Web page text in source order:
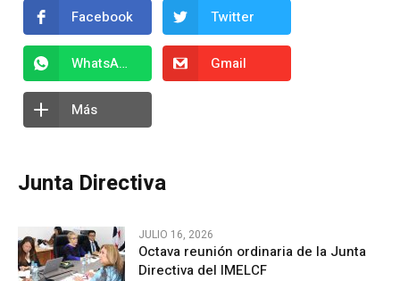
Facebook Twitter
WhatsApp Gmail
Más
Junta Directiva
JULIO 16, 2026
Octava reunión ordinaria de la Junta
Directiva del IMELCF